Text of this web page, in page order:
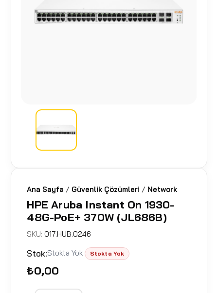
Ana Sayfa / Güvenlik Çözümleri / Network
HPE Aruba Instant On 1930-
48G-PoE+ 370W (JL686B)
SKU:017.HUB.0246
Stok:Stokta Yok Stokta Yok
₺0,00